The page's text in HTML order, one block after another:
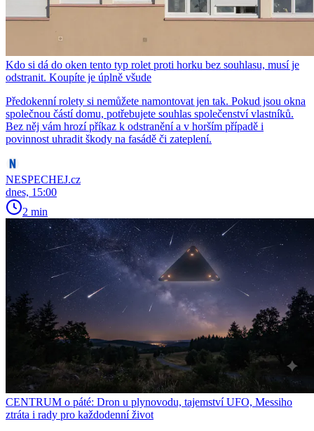
Kdo si dá do oken tento typ rolet proti horku bez souhlasu, musí je
odstranit. Koupíte je úplně všude
Předokenní rolety si nemůžete namontovat jen tak. Pokud jsou okna
společnou částí domu, potřebujete souhlas společenství vlastníků.
Bez něj vám hrozí příkaz k odstranění a v horším případě i
povinnost uhradit škody na fasádě či zateplení.
NESPECHEJ.cz
dnes, 15:00
2 min
CENTRUM o páté: Dron u plynovodu, tajemství UFO, Messiho
ztráta i rady pro každodenní život